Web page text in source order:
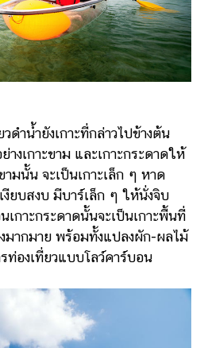
น้ำยังเกาะที่กล่าวไปข้างต้น
างเกาะขาม และเกาะกระดาดให้
มนั้น จะเป็นเกาะเล็ก ๆ หาด
งียบสงบ มีบาร์เล็ก ๆ ให้นั่งจิบ
กาะกระดาดนั้นจะเป็นเกาะพื้นที่
มากมาย พร้อมทั้งแปลงผัก-ผลไม้
ท่องเที่ยวแบบโลว์คาร์บอน